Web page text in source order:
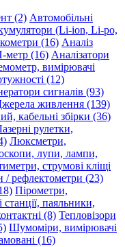
(2) Автомобільні
(Li-ion, Li-po,
(16) Аналіз
метр (16) Аналізатори
вимірювачі
(12)
сигналів (93)
живлення (139)
кабельні збірки (36)
рулетки,
Люксметри,
лупи, лампи,
струмові кліщі
/ рефлектометри (23)
Пірометри,
станції, паяльники,
(8) Тепловізори
Шумоміри, вимірювачі
(16)